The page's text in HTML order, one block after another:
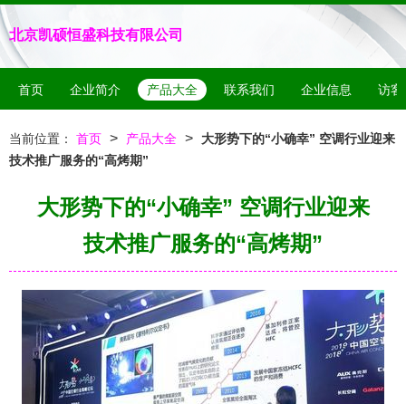
北京凯硕恒盛科技有限公司
首页 企业简介 产品大全 联系我们 企业信息 访客
当前位置： 首页 > 产品大全 >
大形势下的“小确幸” 空调行业迎来
技术推广服务的“高烤期”
大形势下的“小确幸” 空调行业迎来
技术推广服务的“高烤期”